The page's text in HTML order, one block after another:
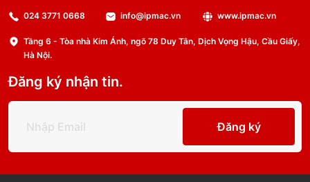
024 3771 0668 info@ipmac.vn www.ipmac.vn
Tầng 6 - Tòa nhà Kim Ánh, ngõ 78 Duy Tân, Dịch Vọng Hậu, Cầu Giấy,
Hà Nội.
Đăng ký nhận tin.
Đăng ký